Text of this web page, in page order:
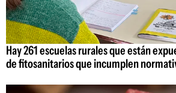
Hay 261 escuelas rurales que están
de fitosanitarios que incumplen